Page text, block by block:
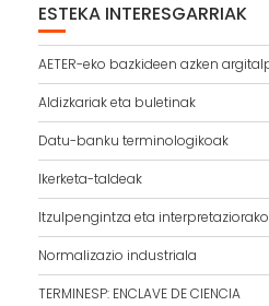
ESTEKA INTERESGARRIAK
AETER-eko bazkideen azken
Aldizkariak eta buletinak
Datu-banku terminologikoak
Ikerketa-taldeak
Itzulpengintza eta
Normalizazio industriala
TERMINESP: ENCLAVE DE CIENCIA